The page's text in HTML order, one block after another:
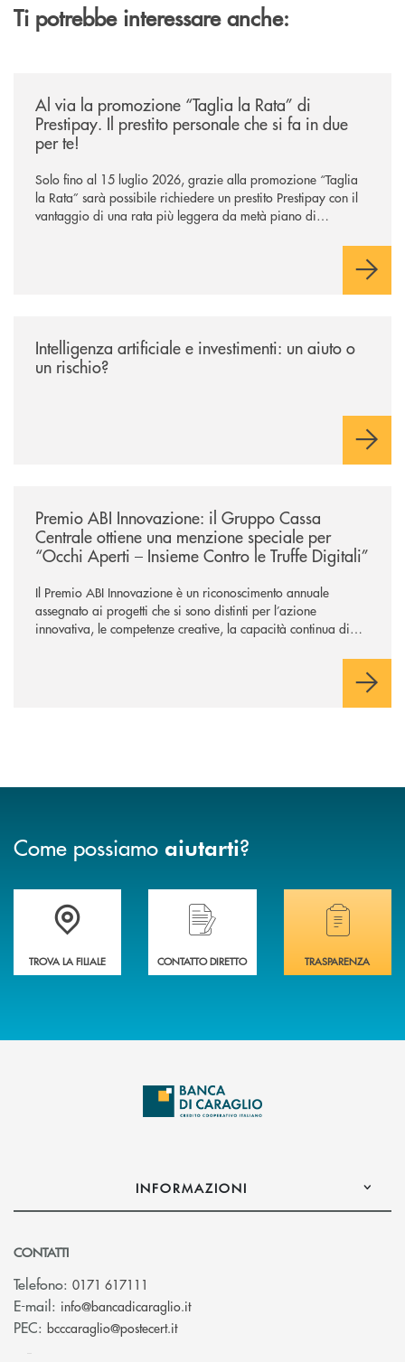
Ti potrebbe interessare anche:
Al via la promozione “Taglia la Rata” di
Prestipay. Il prestito personale che si fa in due
per te!
Solo fino al 15 luglio 2026, grazie alla promozione “Taglia
la Rata” sarà possibile richiedere un prestito Prestipay con il
vantaggio di una rata più leggera da metà piano di
Intelligenza artificiale e investimenti: un aiuto o
un rischio?
Premio ABI Innovazione: il Gruppo Cassa
Centrale ottiene una menzione speciale per
“Occhi Aperti – Insieme Contro le Truffe Digitali”
Il Premio ABI Innovazione è un riconoscimento annuale
assegnato ai progetti che si sono distinti per l’azione
innovativa, le competenze creative, la capacità continua di
operazioni e rispondere alla crescente velocità e complessità
Come possiamo aiutarti?
Accedi all' elenco completo delle filiali di Banca di Caraglio.
TROVA LA FILIALE
Hai bisogno di assistenza immediata?
CONTATTO DIRETTO
Hai bisogno di
TRASPARENZA
INFORMAZIONI
CONTATTI
Telefono: 0171 617111
E-mail: info@bancadicaraglio.it(si apre l’app di posta elettronica)
PEC: bcccaraglio@postecert.it(si apre l’app di posta elettronica)